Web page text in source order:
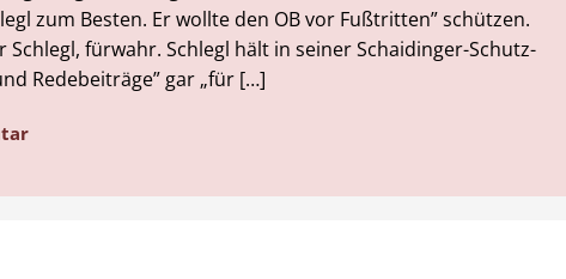
zum Besten. Er wollte den OB vor Fußtritten” schützen.
fürwahr. Schlegl hält in seiner Schaidinger-Schutz-
Redebeiträge” gar „für […]